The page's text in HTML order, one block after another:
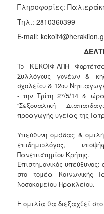
Απασχόλησης
Παιδιών
(Κ.Δ.Α.Π.)
Κέντρα
Φροντίδας
Ηλικιωμένων
(Κ.Η.Φ.Η.)
Κ.Δ.Α.Π.Α.μεΑ.
Αδειοδότηση
&
Έλεγχος
Βρεφονηπιακών
Σταθμών
Δημοτικό
Ιατρείο
Ξενώνας
Φιλοξενίας
Γυναικών
Πληροφορίες:
Τηλ.: 2810360399
E-mail:
To ΚΕΚΟΙΦ-ΑΠΗ
Συλλόγους γονέων &
σχολείου & 12ου
- την Τρίτη 27/5/14 &
“Σεξουαλική
προαγωγής υγείας της
Υπεύθυνη ομάδας &
επιδημιολόγος,
Πανεπιστημίου Κρήτης.
Επιστημονικός
στο τομέα Κοινωνικής
Νοσοκομείου Ηρακλείου.
Η ομιλία θα διεξαχθεί